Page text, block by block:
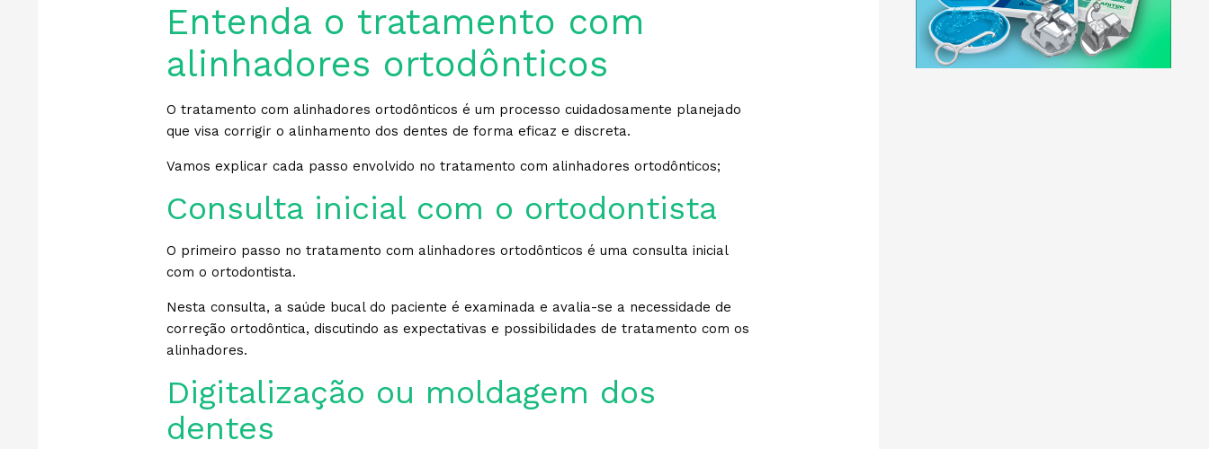
Entenda o tratamento com
alinhadores ortodônticos
O tratamento com alinhadores ortodônticos é um processo cuidadosamente planejado
que visa corrigir o alinhamento dos dentes de forma eficaz e discreta.
Vamos explicar cada passo envolvido no tratamento com alinhadores ortodônticos;
Consulta inicial com o ortodontista
O primeiro passo no tratamento com alinhadores ortodônticos é uma consulta inicial
com o ortodontista.
Nesta consulta, a saúde bucal do paciente é examinada e avalia-se a necessidade de
correção ortodôntica, discutindo as expectativas e possibilidades de tratamento com os
alinhadores.
Digitalização ou moldagem dos
dentes